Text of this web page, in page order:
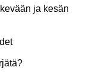
ja kesän